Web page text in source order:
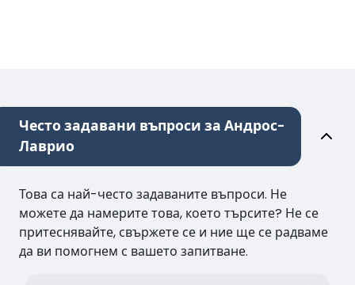
Често задавани въпроси за Андрос-
Лаврио
Това са най-често задаваните въпроси. Не
можете да намерите това, което търсите? Не се
притеснявайте, свържете се и ние ще се радваме
да ви помогнем с вашето запитване.